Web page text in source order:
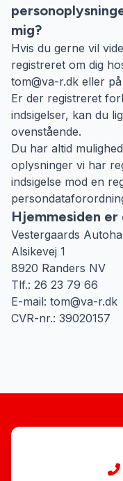
mig?
Hvis du gerne vil
registreret om dig
tom@va-r.dk eller
Er der registreret
indsigelser, kan du
ovenstående.
Du har altid
oplysninger vi har
indsigelse mod en
Hjemmesiden
Vestergaards
Alsikevej 1
8920 Randers NV
Tlf.: 26 23 79 66
E-mail: tom@va-r.dk
CVR-nr.: 39020157